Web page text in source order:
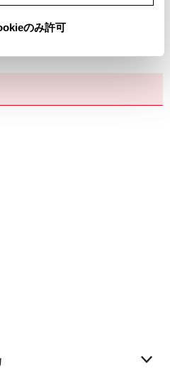
のみ許可